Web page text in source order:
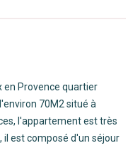
en Provence quartier
70M2 situé à
l'appartement est très
est composé d'un séjour